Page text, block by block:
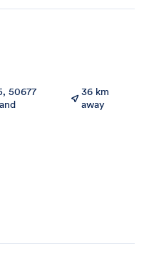
50677
36 km
away